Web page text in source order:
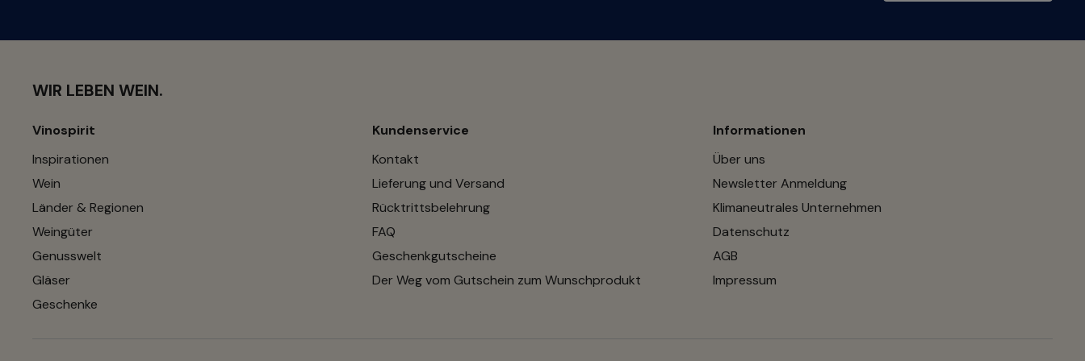
WIR LEBEN WEIN.
Vinospirit
Inspirationen
Wein
Länder & Regionen
Weingüter
Genusswelt
Gläser
Geschenke
Kundenservice
Kontakt
Lieferung und Versand
Rücktrittsbelehrung
FAQ
Geschenkgutscheine
Der Weg vom Gutschein zum Wunschprodukt
Informationen
Über uns
Newsletter Anmeldung
Klimaneutrales Unternehmen
Datenschutz
AGB
Impressum